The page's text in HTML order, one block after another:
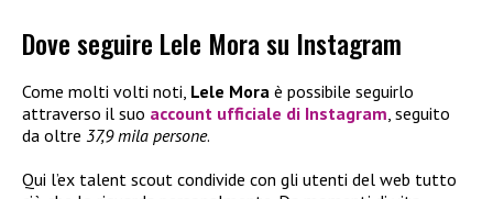
Dove seguire Lele Mora su Instagram
Come molti volti noti, Lele Mora è possibile seguirlo
attraverso il suo account ufficiale di Instagram , seguito
da oltre 37,9 mila persone.
Qui l’ex talent scout condivide con gli utenti del web tutto